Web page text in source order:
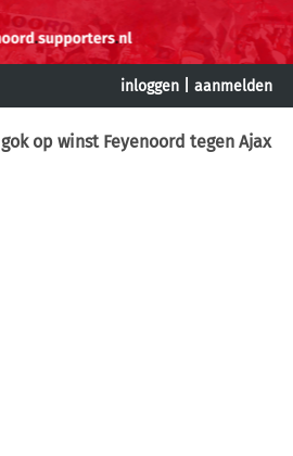
inloggen aanmelden
op winst Feyenoord tegen Ajax